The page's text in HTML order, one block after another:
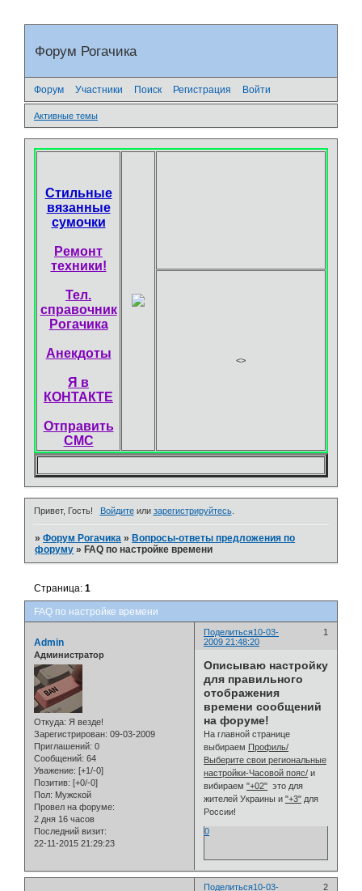
Форум Рогачика
Форум Участники Поиск Регистрация Войти
Активные темы
Стильные
вязанные
сумочки
Ремонт
техники!
Тел.
справочник
Рогачика
Анекдоты
Я в
КОНТАКТЕ
Отправить
СМС
<>
Привет, Гость! Войдитеили зарегистрируйтесь.
»Форум Рогачика »Вопросы-ответы предложения по
форуму »FAQ по настройке времени
FAQ по настройке времени
Страница:1
Поделиться 1
10-03-
2009 21:48:20
Admin
Администратор
Откуда: Я везде!
Зарегистрирован: 09-03-2009
Приглашений: 0
Сообщений: 64
Уважение: [+1/-0]
Позитив: [+0/-0]
Пол: Мужской
Провел на форуме:
2 дня 16 часов
Последний визит:
22-11-2015 21:29:23
Описываю настройку
для правильного
отображения
времени сообщений
на форуме!
На главной странице
выбираем Профиль/
Выберите свои региональные
настройки-Часовой пояс/ и
вибираем"+02" это для
жителей Украины и"+3" для
России!
0
Поделиться 2
10-03-